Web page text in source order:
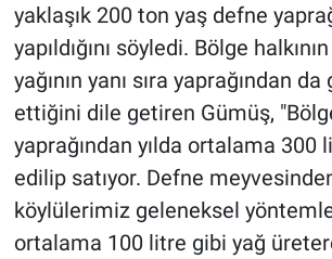
yaklaşık 200 ton yaş defne
yapıldığını söyledi. Bölge
yağının yanı sıra yaprağından
ettiğini dile getiren Gümüş,
yaprağından yılda ortalama 300
edilip satıyor. Defne
köylülerimiz geleneksel
ortalama 100 litre gibi yağ